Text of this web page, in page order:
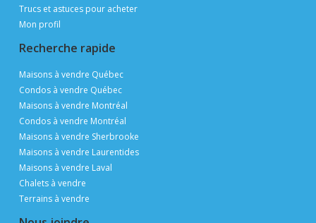
Trucs et astuces pour acheter
Mon profil
Recherche rapide
Maisons à vendre Québec
Condos à vendre Québec
Maisons à vendre Montréal
Condos à vendre Montréal
Maisons à vendre Sherbrooke
Maisons à vendre Laurentides
Maisons à vendre Laval
Chalets à vendre
Terrains à vendre